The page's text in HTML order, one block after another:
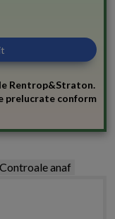
Rentrop&Straton.
prelucrate conform
Controale anaf